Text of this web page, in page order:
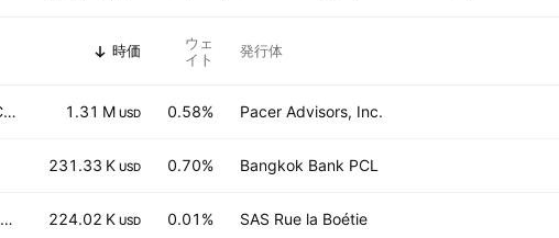
時価
ウェ
イト
発行体
Pacer Emerging Markets Cash Cows 100 ETF 1.31 M USD 0.58% Pacer Advisors, Inc.
231.33 K USD 0.70% Bangkok Bank PCL
Amundi Index Solutions -Amundi Prime Emerging Mrkts UCITS ETF 224.02 K USD 0.01% SAS Rue la Boétie